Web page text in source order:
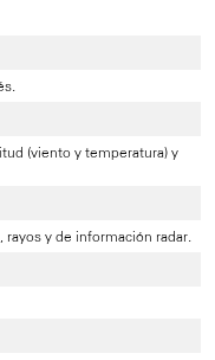
(viento y temperatura) y
y de información radar.